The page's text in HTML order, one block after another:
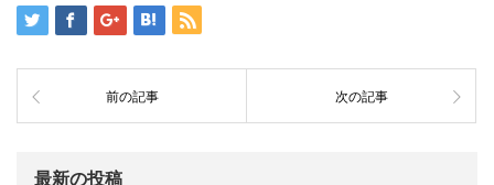
前の記事 次の記事
最新の投稿